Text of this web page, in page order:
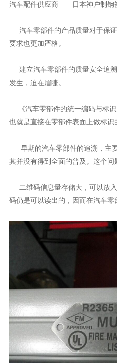
汽车配件供应商——日本神户制钢
汽车零部件的产品质量对于保证
要求也更加严格。
建立汽车零部件的质量安全追溯
发生，迫在眉睫。
《汽车零部件的统一编码与标识
也就是直接在零部件表面上做标识
早期的汽车零部件的追溯，主要
其并没有得到全面的普及。这个问
二维码信息量存储大，可以放入
码仍是可以读出的，因而在汽车零